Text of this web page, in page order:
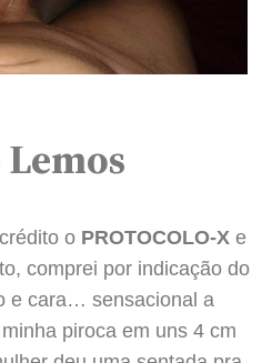
Lemos
o PROTOCOLO-Xe
comprei por indicação do
e cara… sensacional a
piroca em uns 4 cm